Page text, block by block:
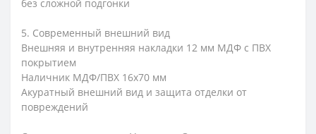
без сложной подгонки
5. Современный внешний вид
Внешняя и внутренняя накладки 12 мм МДФ с ПВХ
покрытием
Наличник МДФ/ПВХ 16х70 мм
Акуратный внешний вид и защита отделки от
повреждений